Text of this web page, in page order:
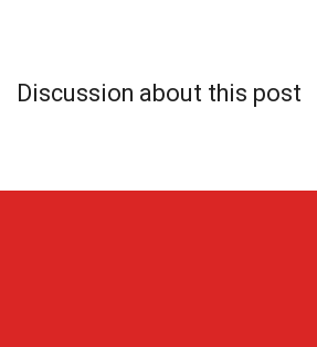
Discussion about this post